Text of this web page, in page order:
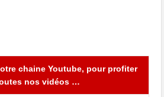
chaine Youtube, pour profiter
nos vidéos …